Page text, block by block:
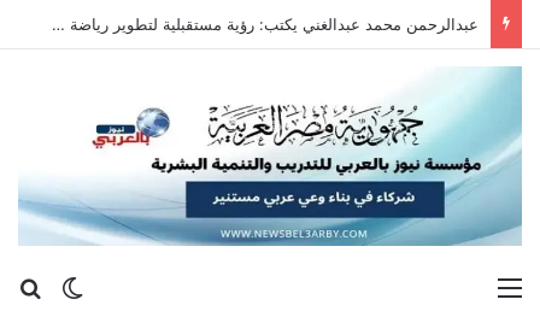
عبدالرحمن محمد عبدالغني يكتب: رؤية مستقبلية لتطوير رياضة سلاح الشيش في جمهورية مصر العربية
الوضع القائمة